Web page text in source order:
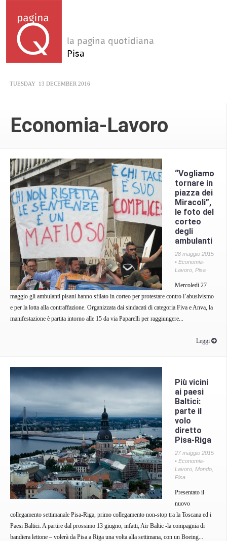
la pagina quotidiana
Pisa
TUESDAY 13 DECEMBER 2016
Economia-Lavoro
“Vogliamo
tornare in
piazza dei
Miracoli”,
le foto del
corteo
degli
ambulanti
28 maggio 2015
• Economia-
Lavoro Pisa
Mercoledì 27
maggio gli ambulanti pisani hanno sfilato in corteo per protestare contro l’abusivismo
e per la lotta alla contraffazione. Organizzata dai sindacati di categoria Fiva e Anva, la
manifestazione è partita intorno alle 15 da via Paparelli per raggiungere...
Leggi
Più vicini
ai paesi
Baltici:
parte il
volo
diretto
Pisa-Riga
27 maggio 2015
• Economia-
Lavoro Mondo
Pisa
Presentato il
nuovo
collegamento settimanale Pisa-Riga, primo collegamento non-stop tra la Toscana ed i
Paesi Baltici. A partire dal prossimo 13 giugno, infatti, Air Baltic -la compagnia di
bandiera lettone – volerà da Pisa a Riga una volta alla settimana, con un Boeing...